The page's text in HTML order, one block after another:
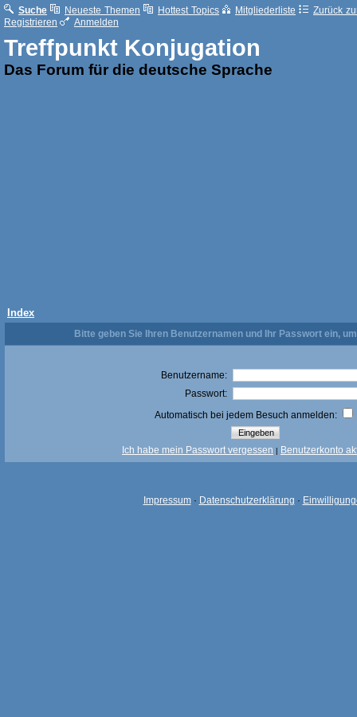
Suche Neueste Themen Hottest Topics Mitgliederliste
Zurück
Registrieren
Anmelden
Treffpunkt Konjugation
Das Forum für die deutsche Sprache
Index
Bitte geben Sie Ihren Benutzernamen und Ihr Passwort ein,
Benutzername:
Passwort:
Automatisch bei jedem Besuch anmelden:
Ich habe mein Passwort vergessen | Benutzerkonto
Impressum· Datenschutzerklärung ·